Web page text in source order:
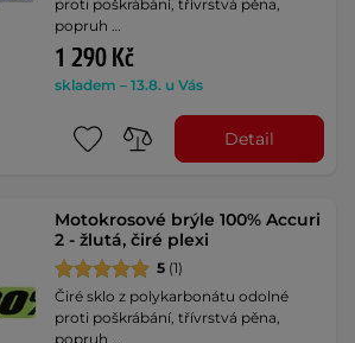
proti poškrábání, třívrstvá pěna,
popruh …
1 290 Kč
skladem – 13.8. u Vás
Detail
Motokrosové brýle 100% Accuri
2 - žlutá, čiré plexi
5 (1)
Čiré sklo z polykarbonátu odolné
proti poškrábání, třívrstvá pěna,
popruh …